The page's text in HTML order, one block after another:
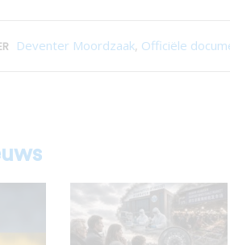
Deventer Moordzaak, Officiële